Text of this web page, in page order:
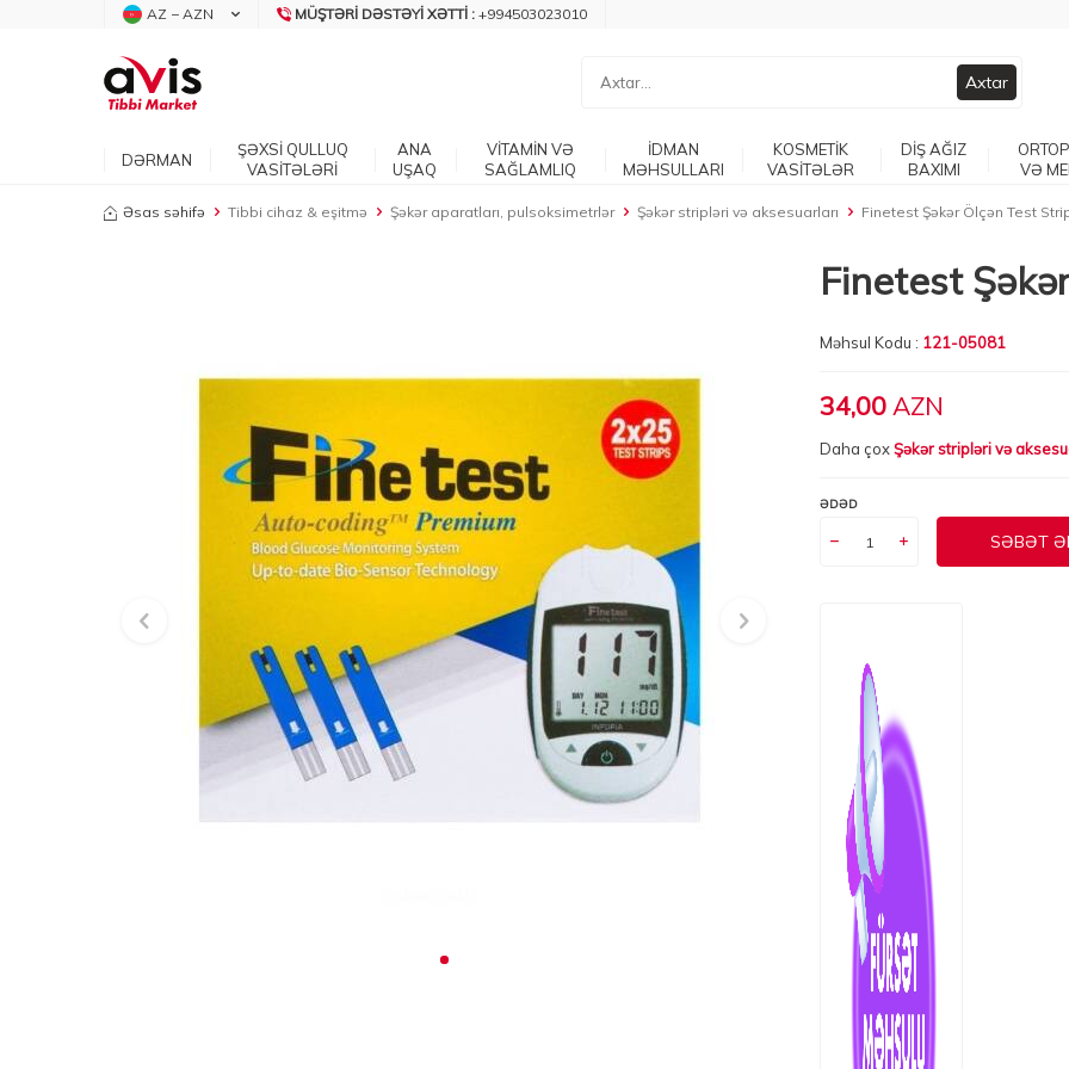
AZ − AZN MÜŞTƏRI DƏSTƏYI XƏTTI : +994503023010
Axtar
DƏRMAN
ŞƏXSİ QULLUQ
VASİTƏLƏRİ
ANA
UŞAQ
VİTAMİN VƏ
SAĞLAMLIQ
İDMAN
MƏHSULLARI
KOSMETİK
VASİTƏLƏR
DİŞ AĞIZ
BAXIMI
VƏ
Əsas səhifə Tibbi cihaz & eşitmə Şəkər aparatları, pulsoksimetrlər Şəkər stripləri və aksesuarları Finetest Şəkər Ölçən Test
Finetest
Məhsul Kodu : 121-05081
34,00 AZN
Daha çoxŞəkər stripləri və
ƏDƏD
SƏBƏT